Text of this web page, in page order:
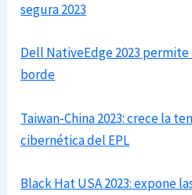
segura 2023
Dell NativeEdge 2023 permite
borde
Taiwan-China 2023: crece la
cibernética del EPL
Black Hat USA 2023: expone